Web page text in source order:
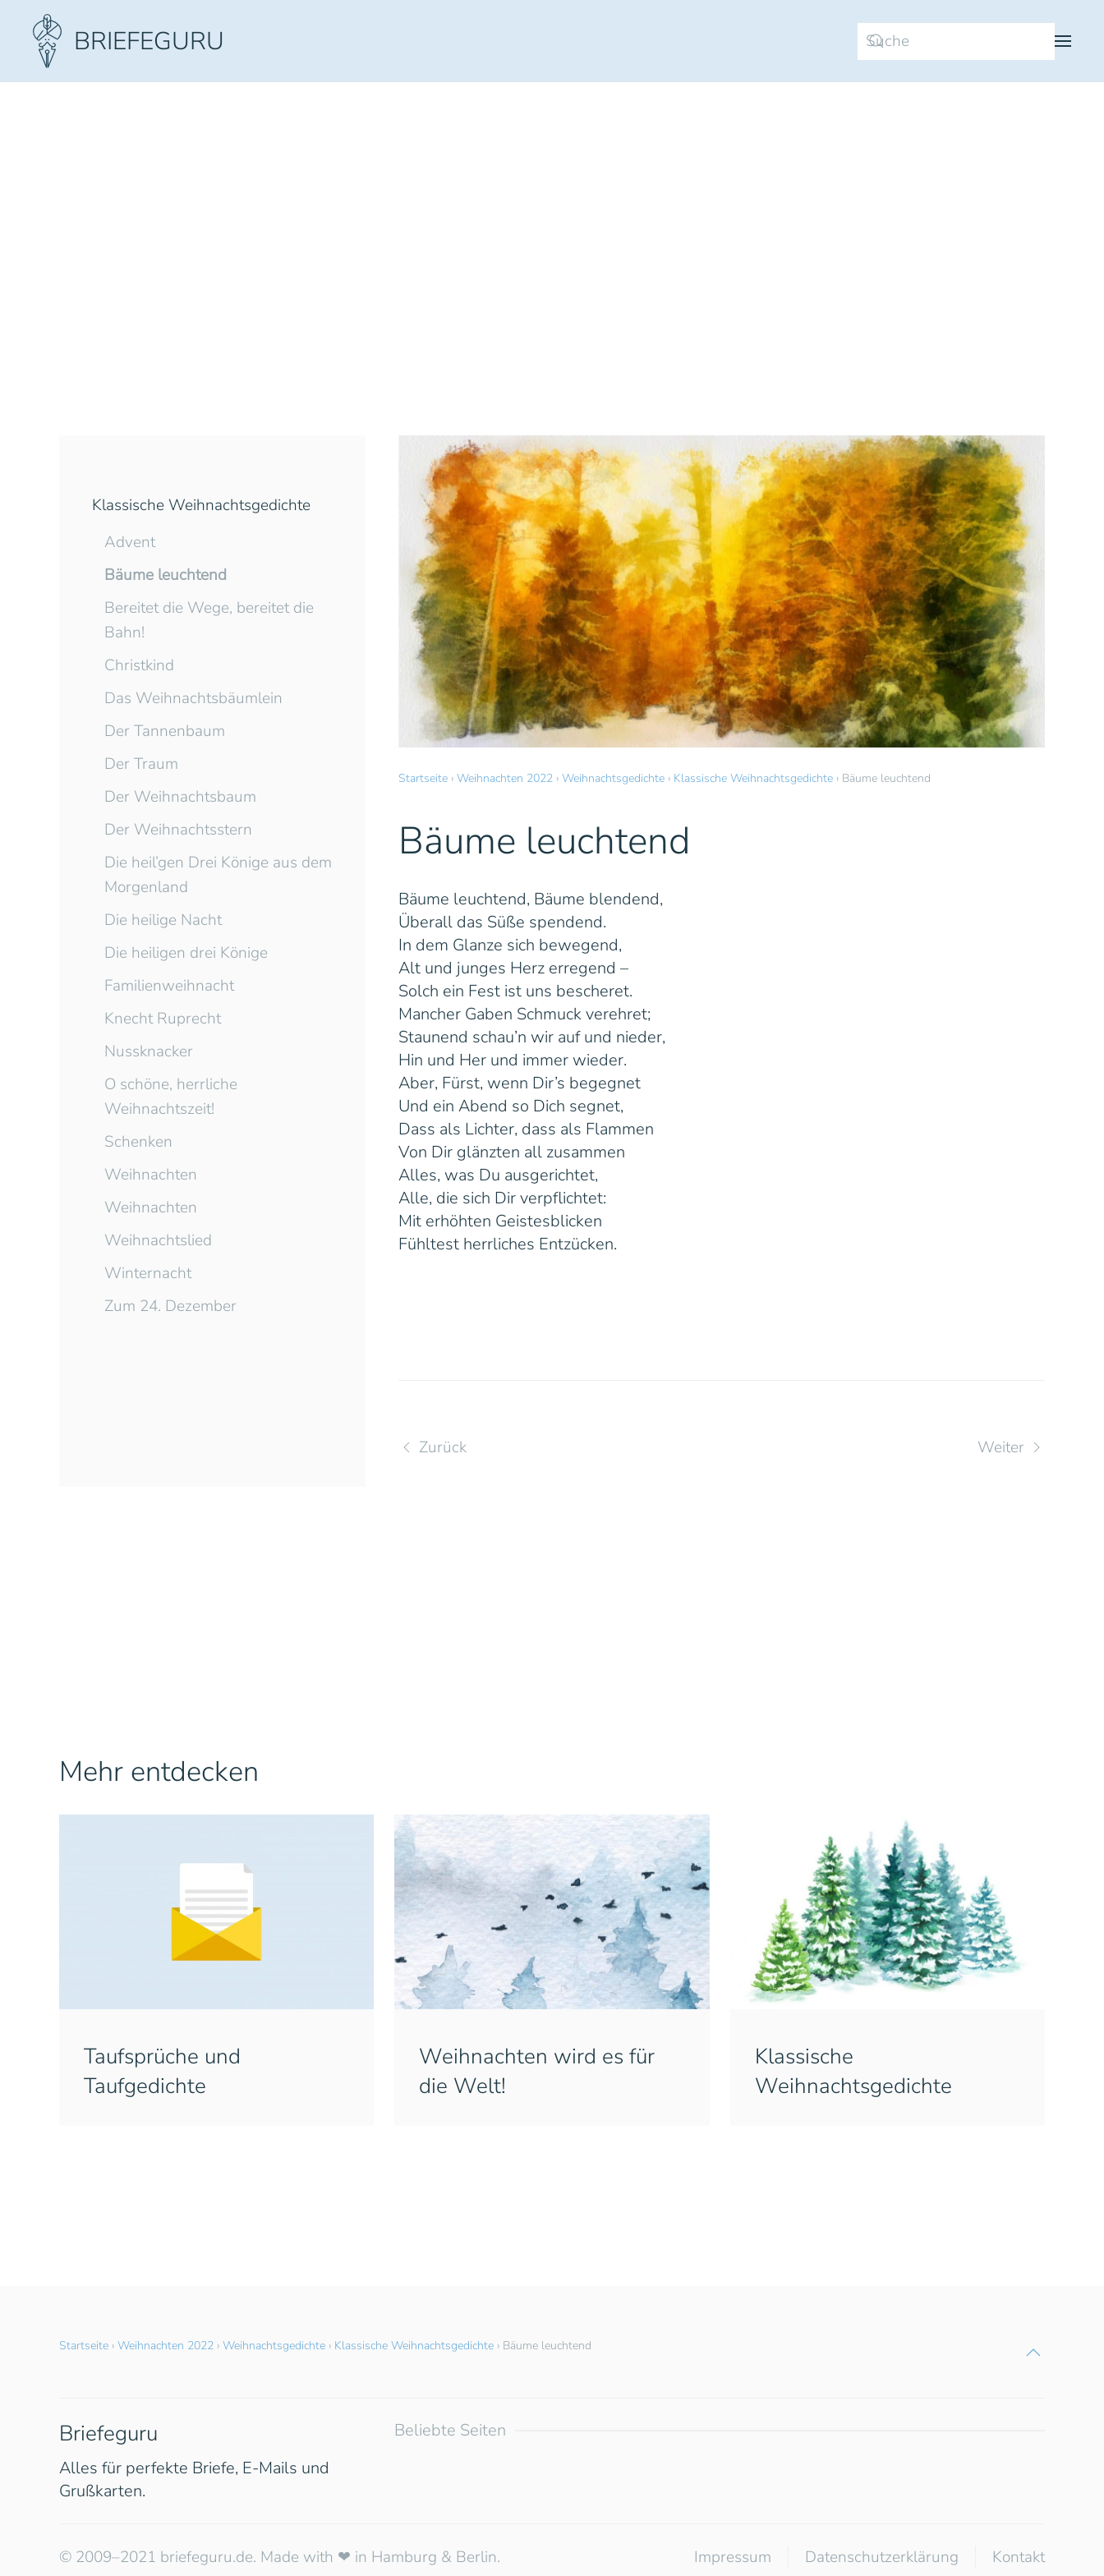
Zum Hauptinhalt springen
Startseite ›Weihnachten 2022 ›Weihnachtsgedichte › Klassische Weihnachtsgedichte › Bäume leuchtend
Bäume leuchtend
Bäume leuchtend, Bäume blendend,
Überall das Süße spendend.
In dem Glanze sich bewegend,
Alt und junges Herz erregend –
Solch ein Fest ist uns bescheret.
Mancher Gaben Schmuck verehret;
Staunend schau’n wir auf und nieder,
Hin und Her und immer wieder.
Aber, Fürst, wenn Dir’s begegnet
Und ein Abend so Dich segnet,
Dass als Lichter, dass als Flammen
Von Dir glänzten all zusammen
Alles, was Du ausgerichtet,
Alle, die sich Dir verpflichtet:
Mit erhöhten Geistesblicken
Fühltest herrliches Entzücken.
Klassische Weihnachtsgedichte
Advent
Bäume leuchtend
Bereitet die Wege, bereitet die
Bahn!
Christkind
Das Weihnachtsbäumlein
Der Tannenbaum
Der Traum
Der Weihnachtsbaum
Der Weihnachtsstern
Die heil’gen Drei Könige aus dem
Morgenland
Die heilige Nacht
Die heiligen drei Könige
Familienweihnacht
Knecht Ruprecht
Nussknacker
O schöne, herrliche
Weihnachtszeit!
Schenken
Weihnachten
Weihnachten
Weihnachtslied
Winternacht
Zum 24. Dezember
Zurück Weiter
Mehr entdecken
Taufsprüche und
Taufgedichte
Weihnachten wird es für
die Welt!
Klassische
Weihnachtsgedichte
Startseite › Weihnachten 2022 › Weihnachtsgedichte › Klassische Weihnachtsgedichte › Bäume leuchtend
Briefeguru
Alles für perfekte Briefe, E-Mails und
Grußkarten.
Beliebte Seiten
© 2009–2021 briefeguru.de. Made with ❤︎ in Hamburg & Berlin. Impressum Datenschutzerklärung Kontakt